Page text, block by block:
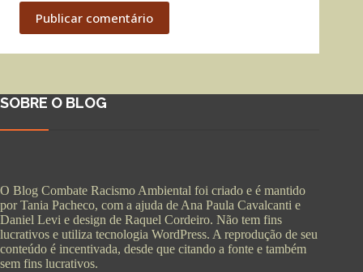
Publicar comentário
SOBRE O BLOG
O Blog Combate Racismo Ambiental foi criado e é mantido
por Tania Pacheco, com a ajuda de Ana Paula Cavalcanti e
Daniel Levi e design de Raquel Cordeiro. Não tem fins
lucrativos e utiliza tecnologia WordPress. A reprodução de seu
conteúdo é incentivada, desde que citando a fonte e também
sem fins lucrativos.